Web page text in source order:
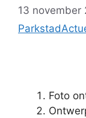
13 november
Foto